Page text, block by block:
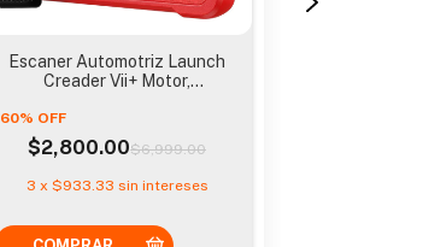
Escaner Automotriz Launch
Creader Vii+ Motor,
60% OFF
$2,800.00$6,999.00
3 x $933.33 sin intereses